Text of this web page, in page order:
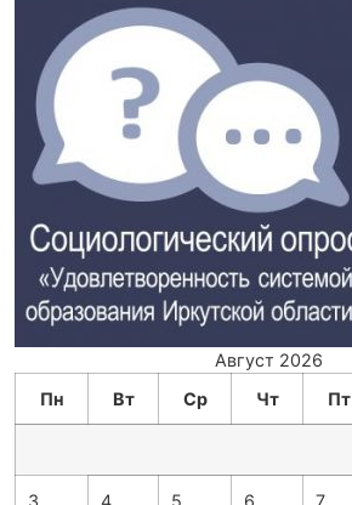
Август 2026
Пн
Вт Ср Чт Пт
3 4 5 6 7